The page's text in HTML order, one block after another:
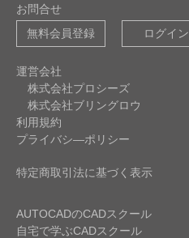
お問合せ
無料会員登録
ログイン
運営会社
株式会社プロシーズ
株式会社ブリングロウ
利用規約
プライバシ―ポリシー
特定商取引法に基づく表示
AUTOCADのCADスクール
自宅で学ぶCADスクール